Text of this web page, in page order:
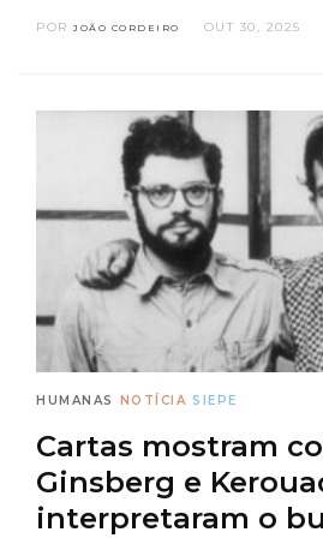
PORJOÃO CORDEIRO OUT 30, 2025
HUMANAS NOTÍCIA SIEPE
Cartas mostram
Ginsberg e
interpretaram o